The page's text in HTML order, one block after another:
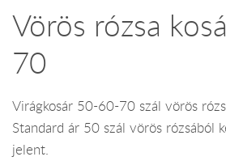
Vörös rózsa
70
Virágkosár 50-60-70 szál vörös
Standard ár 50 szál vörös rózsából
jelent.